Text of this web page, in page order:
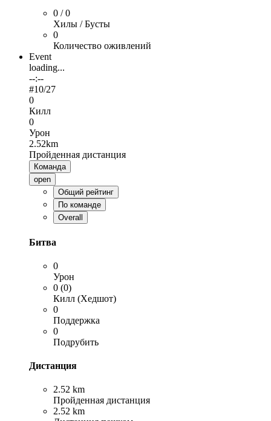
0 / 0
Хилы / Бусты
0
Количество оживлений
Event
loading...
--:--
#10/27
0
Килл
0
Урон
2.52km
Пройденная дистанция
Команда
open
Общий рейтинг
По команде
Overall
Битва
0
Урон
0 (0)
Килл (Хедшот)
0
Поддержка
0
Подрубить
Дистанция
2.52 km
Пройденная дистанция
2.52 km